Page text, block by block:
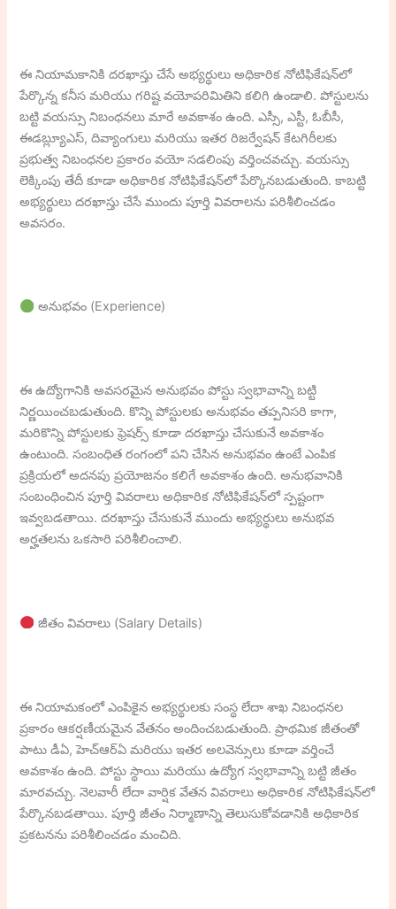
ఈ నియామకానికి దరఖాస్తు చేసే అభ్యర్థులు అధికారిక నోటిఫికేషన్‌లో
పేర్కొన్న కనీస మరియు గరిష్ట వయోపరిమితిని కలిగి ఉండాలి. పోస్టులను
బట్టి వయస్సు నిబంధనలు మారే అవకాశం ఉంది. ఎస్సీ, ఎస్టీ, ఓబీసీ,
ఈడబ్ల్యూఎస్, దివ్యాంగులు మరియు ఇతర రిజర్వేషన్ కేటగిరీలకు
ప్రభుత్వ నిబంధనల ప్రకారం వయో సడలింపు వర్తించవచ్చు. వయస్సు
లెక్కింపు తేదీ కూడా అధికారిక నోటిఫికేషన్‌లో పేర్కొనబడుతుంది. కాబట్టి
అభ్యర్థులు దరఖాస్తు చేసే ముందు పూర్తి వివరాలను పరిశీలించడం
అవసరం.
అనుభవం (Experience)
ఈ ఉద్యోగానికి అవసరమైన అనుభవం పోస్టు స్వభావాన్ని బట్టి
నిర్ణయించబడుతుంది. కొన్ని పోస్టులకు అనుభవం తప్పనిసరి కాగా,
మరికొన్ని పోస్టులకు ఫ్రెషర్స్ కూడా దరఖాస్తు చేసుకునే అవకాశం
ఉంటుంది. సంబంధిత రంగంలో పని చేసిన అనుభవం ఉంటే ఎంపిక
ప్రక్రియలో అదనపు ప్రయోజనం కలిగే అవకాశం ఉంది. అనుభవానికి
సంబంధించిన పూర్తి వివరాలు అధికారిక నోటిఫికేషన్‌లో స్పష్టంగా
ఇవ్వబడతాయి. దరఖాస్తు చేసుకునే ముందు అభ్యర్థులు అనుభవ
అర్హతలను ఒకసారి పరిశీలించాలి.
జీతం వివరాలు (Salary Details)
ఈ నియామకంలో ఎంపికైన అభ్యర్థులకు సంస్థ లేదా శాఖ నిబంధనల
ప్రకారం ఆకర్షణీయమైన వేతనం అందించబడుతుంది. ప్రాథమిక జీతంతో
పాటు డీఏ, హెచ్‌ఆర్‌ఏ మరియు ఇతర అలవెన్సులు కూడా వర్తించే
అవకాశం ఉంది. పోస్టు స్థాయి మరియు ఉద్యోగ స్వభావాన్ని బట్టి జీతం
మారవచ్చు. నెలవారీ లేదా వార్షిక వేతన వివరాలు అధికారిక నోటిఫికేషన్‌లో
పేర్కొనబడతాయి. పూర్తి జీతం నిర్మాణాన్ని తెలుసుకోవడానికి అధికారిక
ప్రకటనను పరిశీలించడం మంచిది.